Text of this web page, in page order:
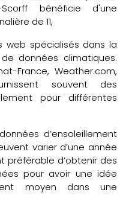
bénéficie d'une
de 11,
web spécialisés dans la
données climatiques.
France, Weather.com,
souvent des
pour différentes
d’ensoleillement
varier d’une année
préférable d’obtenir des
pour avoir une idée
moyen dans une